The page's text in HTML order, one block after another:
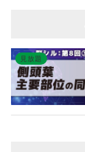
見放題